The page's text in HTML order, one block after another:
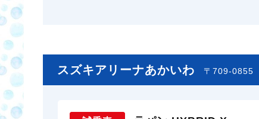
スズキアリーナあかいわ 〒709-0855